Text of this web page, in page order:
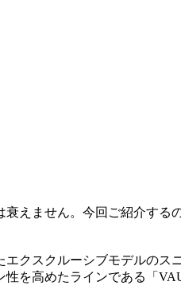
えません。今回ご紹介する
クスクルーシブモデルのス
を高めたラインである「